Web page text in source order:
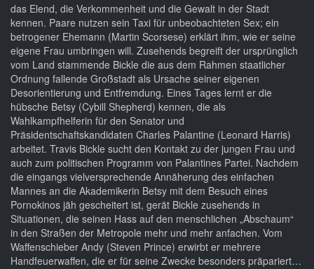
das Elend, die Verkommenheit und die Gewalt in der Stadt
kennen. Paare nutzen sein Taxi für unbeobachteten Sex; ein
betrogener Ehemann (Martin Scorsese) erklärt ihm, wie er seine
eigene Frau umbringen will. Zusehends begreift der ursprünglich
vom Land stammende Bickle die aus dem Rahmen staatlicher
Ordnung fallende Großstadt als Ursache seiner eigenen
Desorientierung und Entfremdung. Eines Tages lernt er die
hübsche Betsy (Cybill Shepherd) kennen, die als
Wahlkampfhelferin für den Senator und
Präsidentschaftskandidaten Charles Palantine (Leonard Harris)
arbeitet. Travis Bickle sucht den Kontakt zu der jungen Frau und
auch zum politischen Programm von Palantines Partei. Nachdem
die eingangs vielversprechende Annäherung des einfachen
Mannes an die Akademikerin Betsy mit dem Besuch eines
Pornokinos jäh gescheitert ist, gerät Bickle zusehends in
Situationen, die seinen Hass auf den menschlichen „Abschaum“
in den Straßen der Metropole mehr und mehr anfachen. Vom
Waffenschieber Andy (Steven Prince) erwirbt er mehrere
Handfeuerwaffen, die er für seine Zwecke besonders präpariert…